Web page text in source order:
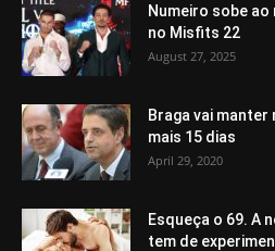
Numeiro sobe
no Misfits 22
August 27, 2025
Braga vai
mais 15 dias
April 29, 2020
Esqueça o 69. A
tem de